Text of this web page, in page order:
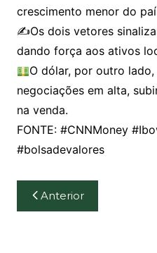
crescimento menor do
✍️Os dois vetores
dando força aos ativos
O dólar, por outro
negociações em alta,
na venda.
FONTE: #CNNMoney
#bolsadevalores
Navegação
de
Anterior